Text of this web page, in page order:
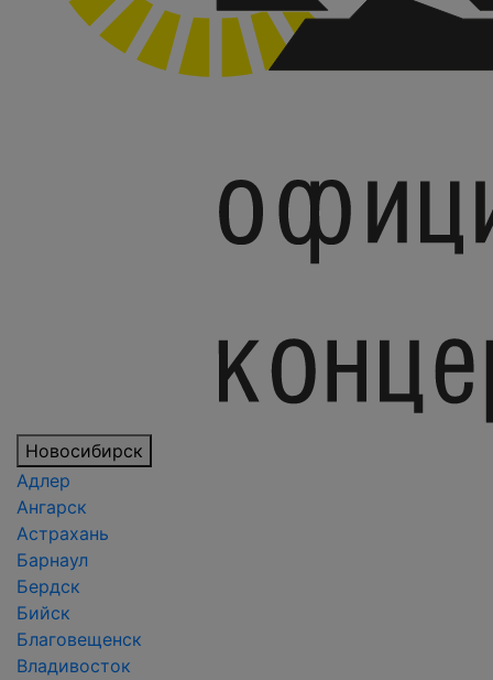
Новосибирск
Адлер
Ангарск
Астрахань
Барнаул
Бердск
Бийск
Благовещенск
Владивосток